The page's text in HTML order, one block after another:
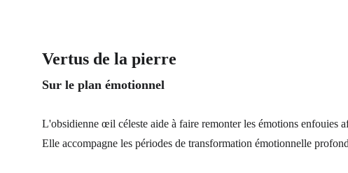
Vertus de la pierre
Sur le plan émotionnel
L'obsidienne œil céleste aide à faire remonter les émotions enfouies
Elle accompagne les périodes de transformation émotionnelle